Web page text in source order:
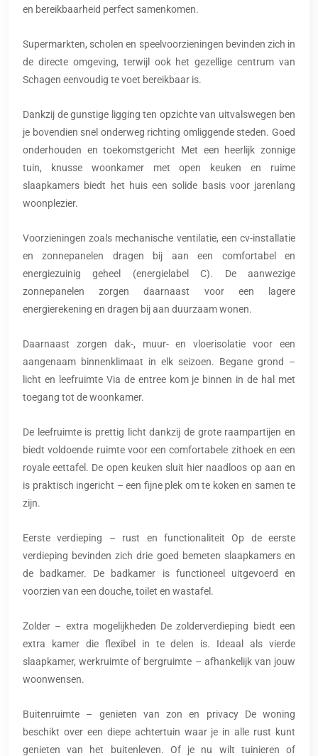
en bereikbaarheid perfect samenkomen.
Supermarkten, scholen en speelvoorzieningen bevinden zich in
de directe omgeving, terwijl ook het gezellige centrum van
Schagen eenvoudig te voet bereikbaar is.
Dankzij de gunstige ligging ten opzichte van uitvalswegen ben
je bovendien snel onderweg richting omliggende steden. Goed
onderhouden en toekomstgericht Met een heerlijk zonnige
tuin, knusse woonkamer met open keuken en ruime
slaapkamers biedt het huis een solide basis voor jarenlang
woonplezier.
Voorzieningen zoals mechanische ventilatie, een cv-installatie
en zonnepanelen dragen bij aan een comfortabel en
energiezuinig geheel (energielabel C). De aanwezige
zonnepanelen zorgen daarnaast voor een lagere
energierekening en dragen bij aan duurzaam wonen.
Daarnaast zorgen dak-, muur- en vloerisolatie voor een
aangenaam binnenklimaat in elk seizoen. Begane grond –
licht en leefruimte Via de entree kom je binnen in de hal met
toegang tot de woonkamer.
De leefruimte is prettig licht dankzij de grote raampartijen en
biedt voldoende ruimte voor een comfortabele zithoek en een
royale eettafel. De open keuken sluit hier naadloos op aan en
is praktisch ingericht – een fijne plek om te koken en samen te
zijn.
Eerste verdieping – rust en functionaliteit Op de eerste
verdieping bevinden zich drie goed bemeten slaapkamers en
de badkamer. De badkamer is functioneel uitgevoerd en
voorzien van een douche, toilet en wastafel.
Zolder – extra mogelijkheden De zolderverdieping biedt een
extra kamer die flexibel in te delen is. Ideaal als vierde
slaapkamer, werkruimte of bergruimte – afhankelijk van jouw
woonwensen.
Buitenruimte – genieten van zon en privacy De woning
beschikt over een diepe achtertuin waar je in alle rust kunt
genieten van het buitenleven. Of je nu wilt tuinieren of